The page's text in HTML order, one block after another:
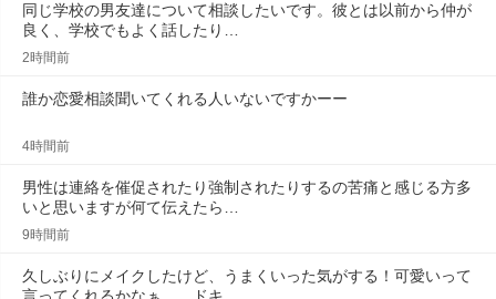
同じ学校の男友達について相談したいです。彼とは以前から仲が
良く、学校でもよく話したり…
2時間前
誰か恋愛相談聞いてくれる人いないですかーー
4時間前
男性は連絡を催促されたり強制されたりするの苦痛と感じる方多
いと思いますが何て伝えたら…
9時間前
久しぶりにメイクしたけど、うまくいった気がする！可愛いって